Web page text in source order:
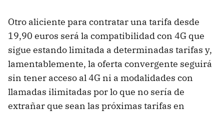
Otro aliciente para contratar una tarifa desde
19,90 euros será la compatibilidad con 4G que
sigue estando limitada a determinadas tarifas y,
lamentablemente, la oferta convergente seguirá
sin tener acceso al 4G ni a modalidades con
llamadas ilimitadas por lo que no sería de
extrañar que sean las próximas tarifas en